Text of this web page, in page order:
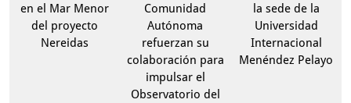
en el Mar Menor
del proyecto
Nereidas
Comunidad
Autónoma
refuerzan su
colaboración para
impulsar el
Observatorio del
la sede de la
Universidad
Internacional
Menéndez Pelayo